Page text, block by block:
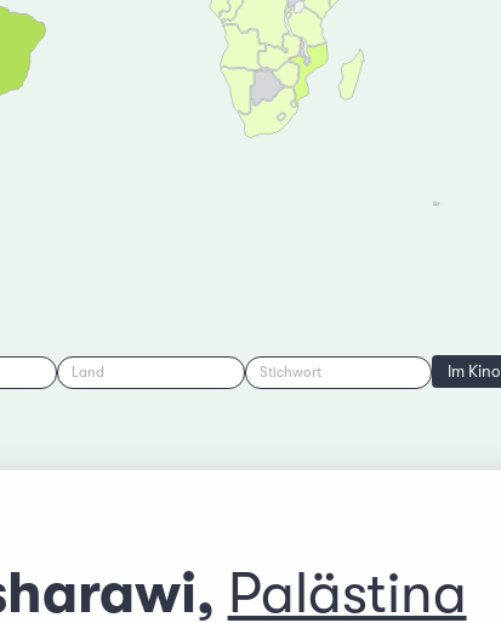
Land Stichwort Im Kino
Palästina